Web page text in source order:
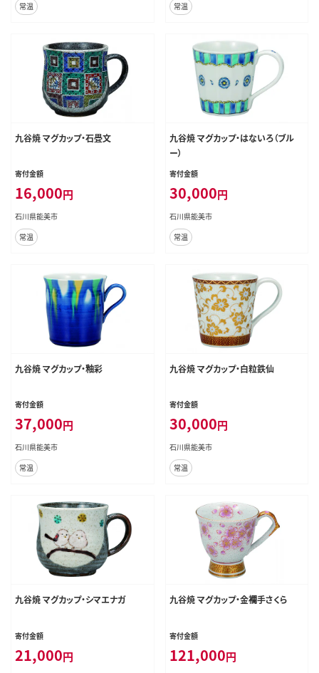
常温
常温
九谷焼 マグカップ・石畳文
寄付金額
16,000円
石川県能美市
常温
九谷焼 マグカップ・はないろ（ブル
ー）
寄付金額
30,000円
石川県能美市
常温
九谷焼 マグカップ・釉彩
寄付金額
37,000円
石川県能美市
常温
九谷焼 マグカップ・白粒鉄仙
寄付金額
30,000円
石川県能美市
常温
九谷焼 マグカップ・シマエナガ
寄付金額
21,000円
九谷焼 マグカップ・金襴手さくら
寄付金額
121,000円